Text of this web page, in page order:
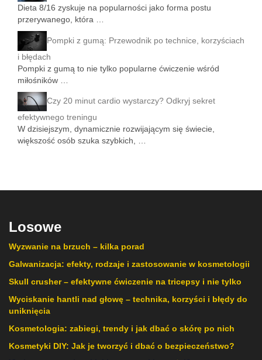
Dieta 8/16 zyskuje na popularności jako forma postu
przerywanego, która …
Pompki z gumą: Przewodnik po technice, korzyściach
i błędach
Pompki z gumą to nie tylko popularne ćwiczenie wśród
miłośników …
Czy 20 minut cardio wystarczy? Odkryj sekret
efektywnego treningu
W dzisiejszym, dynamicznie rozwijającym się świecie,
większość osób szuka szybkich, …
Losowe
Wyzwanie na brzuch – kilka porad
Galwanizacja: efekty, rodzaje i zastosowanie w kosmetologii
Skull crusher – efektywne ćwiczenie na tricepsy i nie tylko
Wyciskanie hantli nad głowę – technika, korzyści i błędy do
uniknięcia
Kosmetologia: zabiegi, trendy i jak dbać o skórę po nich
Kosmetyki DIY: Jak je tworzyć i dbać o bezpieczeństwo?